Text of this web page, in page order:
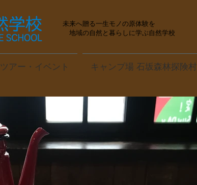
未来へ贈る一生モノの原体験を
地域の自然と暮らしに学ぶ自然学校
ツアー・イベント キャンプ場 石坂森林探険村